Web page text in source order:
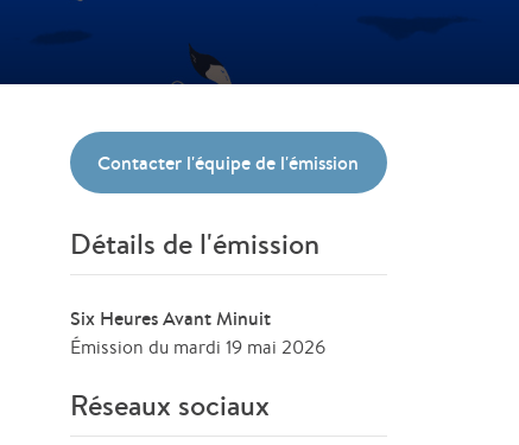
Contacter l'équipe de l'émission
Détails de l'émission
Six Heures Avant Minuit
Émission du mardi 19 mai 2026
Réseaux sociaux